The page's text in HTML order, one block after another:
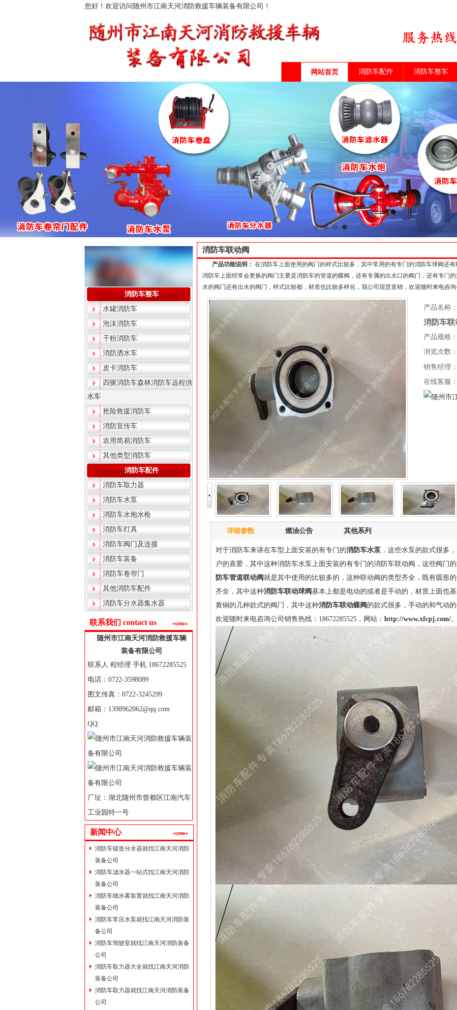
您好！欢迎访问随州市江南天河消防救援车辆装备有限公司！
网站首页 消防车配件 消防车整车
消防车整车
水罐消防车
泡沫消防车
干粉消防车
消防洒水车
皮卡消防车
四驱消防车森林消防车远程供
水车
抢险救援消防车
消防宣传车
农用简易消防车
其他类型消防车
消防车配件
消防车取力器
消防车水泵
消防车水炮水枪
消防车灯具
消防车阀门及连接
消防车装备
消防车卷帘门
其他消防车配件
消防车分水器集水器
联系我们 contact us
随州市江南天河消防救援车辆
装备有限公司
联系人 程经理 手机 18672285525
电话：0722-3598089
图文传真：0722-3245299
邮箱：1398962062@qq.com
QQ:
厂址：湖北随州市曾都区江南汽车
工业园特一号
新闻中心
消防车锻造分水器就找江南天河消防
装备公司
消防车滤水器一站式找江南天河消防
装备公司
消防车细水雾装置就找江南天河消防
装备公司
消防车常压水泵就找江南天河消防装
备公司
消防车驾驶室就找江南天河消防装备
公司
消防车取力器大全就找江南天河消防
装备公司
消防车取力器就找江南天河消防装备
公司
消防车联动阀
产品功能说明： 在消防车上面使用的阀门的样式比较多，其中常用的有专门的消防车球阀还
消防车上面经常会更换的阀门主要是消防车的管道的蝶阀，还有专属的出水口的阀门，还有专门
水的阀门还有出水的阀门，样式比较都，材质也比较多样化，我公司现货直销，欢迎随时来电咨询
产品名称：
消防车联
产品规格
浏览次数
销售经理
在线客服：
详细参数 燃油公告 其他系列
对于消防车来讲在车型上面安装的有专门的消防车水泵 ，这些水泵的款式很多
户的喜爱，其中这种消防车水泵上面安装的有专门的消防车联动阀，这些阀门
防车管道联动阀就是其中使用的比较多的，这种联动阀的类型齐全，既有圆形
齐全，其中这种消防车联动球阀基本上都是电动的或者是手动的，材质上面也
黄铜的几种款式的阀门，其中这种消防车联动蝶阀 的款式很多，手动的和气动
欢迎随时来电咨询公司销售热线：18672285525，网站： http://www.xfcpj.com/。